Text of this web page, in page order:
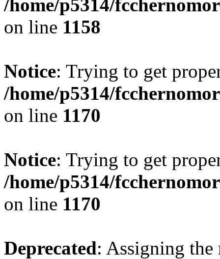
/home/p5314/
on line 1158
Notice: Trying to get
/home/p5314/
on line 1170
Notice: Trying to get
/home/p5314/
on line 1170
Deprecated: Assigning the